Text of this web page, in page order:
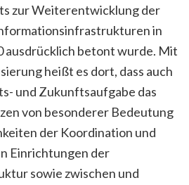
zur Weiterentwicklung der
in
ausdrücklich betont wurde. Mit
heißt es dort, dass auch
und Zukunftsaufgabe das
von besonderer Bedeutung
der Koordination und
Einrichtungen der
sowie zwischen und